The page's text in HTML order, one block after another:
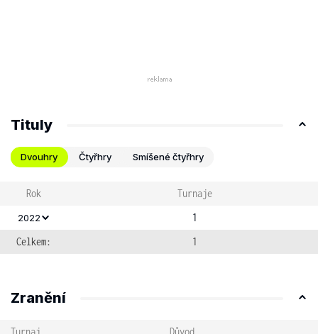
Tituly
Dvouhry Čtyřhry Smíšené čtyřhry
Rok Turnaje
2022
1
Celkem:
1
Zranění
Turnaj
Důvod